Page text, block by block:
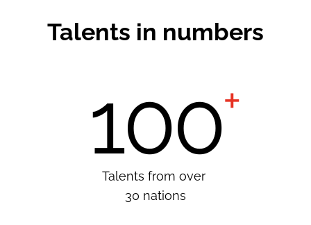
Talents in numbers
100
Talents from over
30 nations